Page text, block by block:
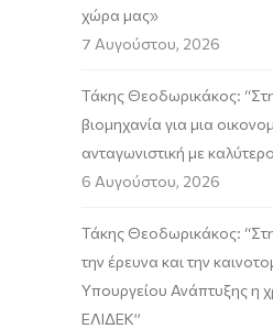
χώρα μας»
7 Αυγούστου, 2026
Τάκης Θεοδωρικάκος:
βιομηχανία για μια
ανταγωνιστική με
6 Αυγούστου, 2026
Τάκης Θεοδωρικάκος:
την έρευνα και την
Υπουργείου Ανάπτυξης η
ΕΛΙΔΕΚ”